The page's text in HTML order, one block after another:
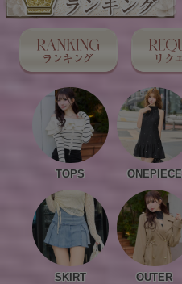
TOPS ONEPIECE
SKIRT OUTER